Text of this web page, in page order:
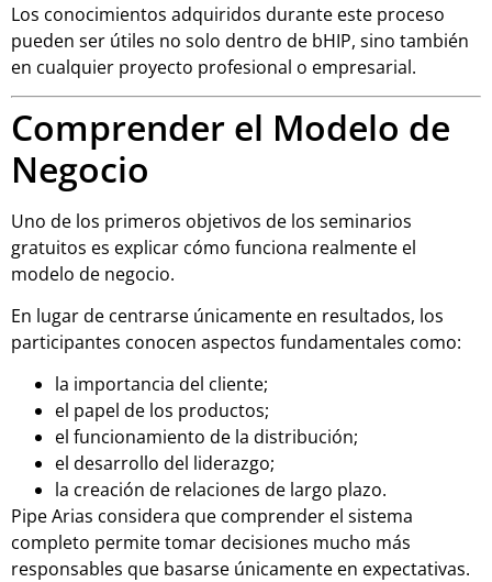
Los conocimientos adquiridos durante este proceso
pueden ser útiles no solo dentro de bHIP, sino también
en cualquier proyecto profesional o empresarial.
Comprender el Modelo de
Negocio
Uno de los primeros objetivos de los seminarios
gratuitos es explicar cómo funciona realmente el
modelo de negocio.
En lugar de centrarse únicamente en resultados, los
participantes conocen aspectos fundamentales como:
la importancia del cliente;
el papel de los productos;
el funcionamiento de la distribución;
el desarrollo del liderazgo;
la creación de relaciones de largo plazo.
Pipe Arias considera que comprender el sistema
completo permite tomar decisiones mucho más
responsables que basarse únicamente en expectativas.